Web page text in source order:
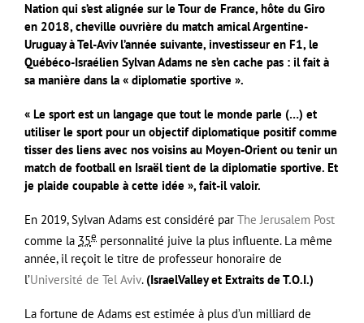
Nation qui s’est alignée sur le Tour de France, hôte du Giro
en 2018, cheville ouvrière du match amical Argentine-
Uruguay à Tel-Aviv l’année suivante, investisseur en F1, le
Québéco-Israélien Sylvan Adams ne s’en cache pas : il fait à
sa manière dans la « diplomatie sportive ».
« Le sport est un langage que tout le monde parle (…) et
utiliser le sport pour un objectif diplomatique positif comme
tisser des liens avec nos voisins au Moyen-Orient ou tenir un
match de football en Israël tient de la diplomatie sportive. Et
je plaide coupable à cette idée », fait-il valoir.
En 2019, Sylvan Adams est considéré par The Jerusalem Post
comme la 35e personnalité juive la plus influente. La même
année, il reçoit le titre de professeur honoraire de
l’Université de Tel Aviv. (IsraelValley et Extraits de T.O.I.)
La fortune de Adams est estimée à plus d’un milliard de